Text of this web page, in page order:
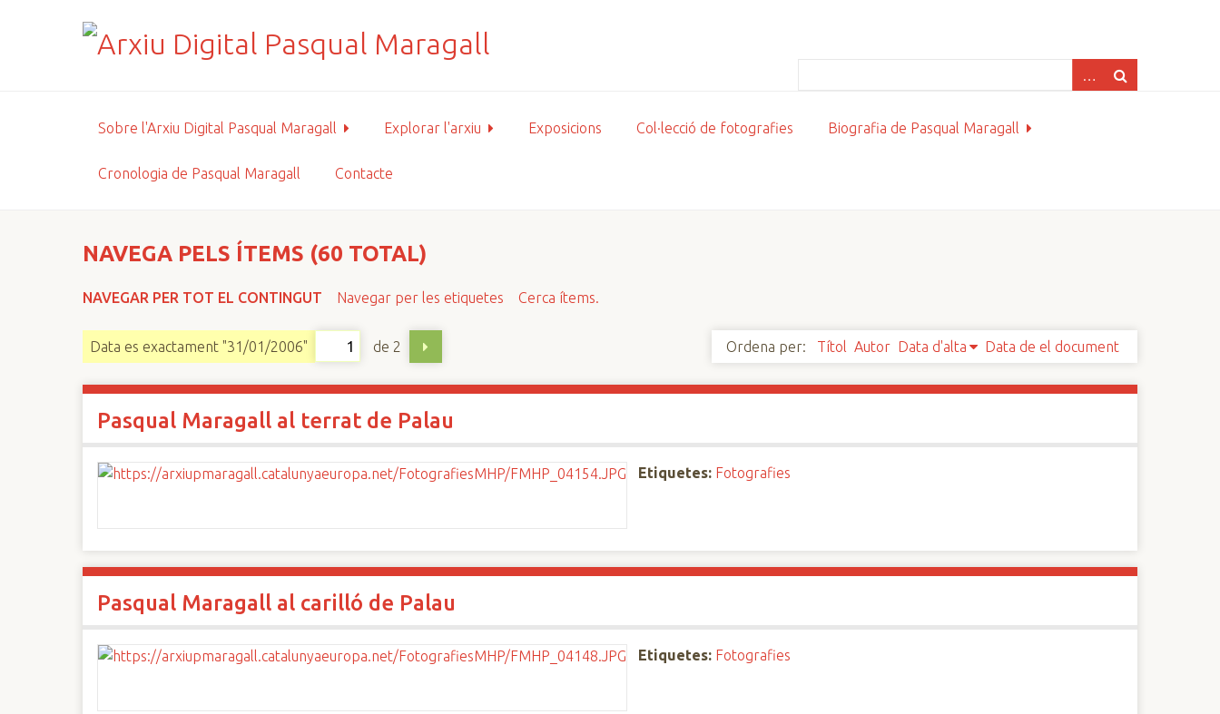
Sobre l'Arxiu Digital Pasqual Maragall Explorar l'arxiu Exposicions Col·lecció de fotografies Biografia de Pasqual Maragall
Cronologia de Pasqual Maragall Contacte
NAVEGA PELS ÍTEMS (60 TOTAL)
NAVEGAR PER TOT EL CONTINGUT Navegar per les etiquetes Cerca ítems.
Data es exactament "31/01/2006" de 2 Ordena per: Títol Autor Data d'alta Data de el document
Pasqual Maragall al terrat de Palau
Etiquetes: Fotografies
Pasqual Maragall al carilló de Palau
Etiquetes: Fotografies